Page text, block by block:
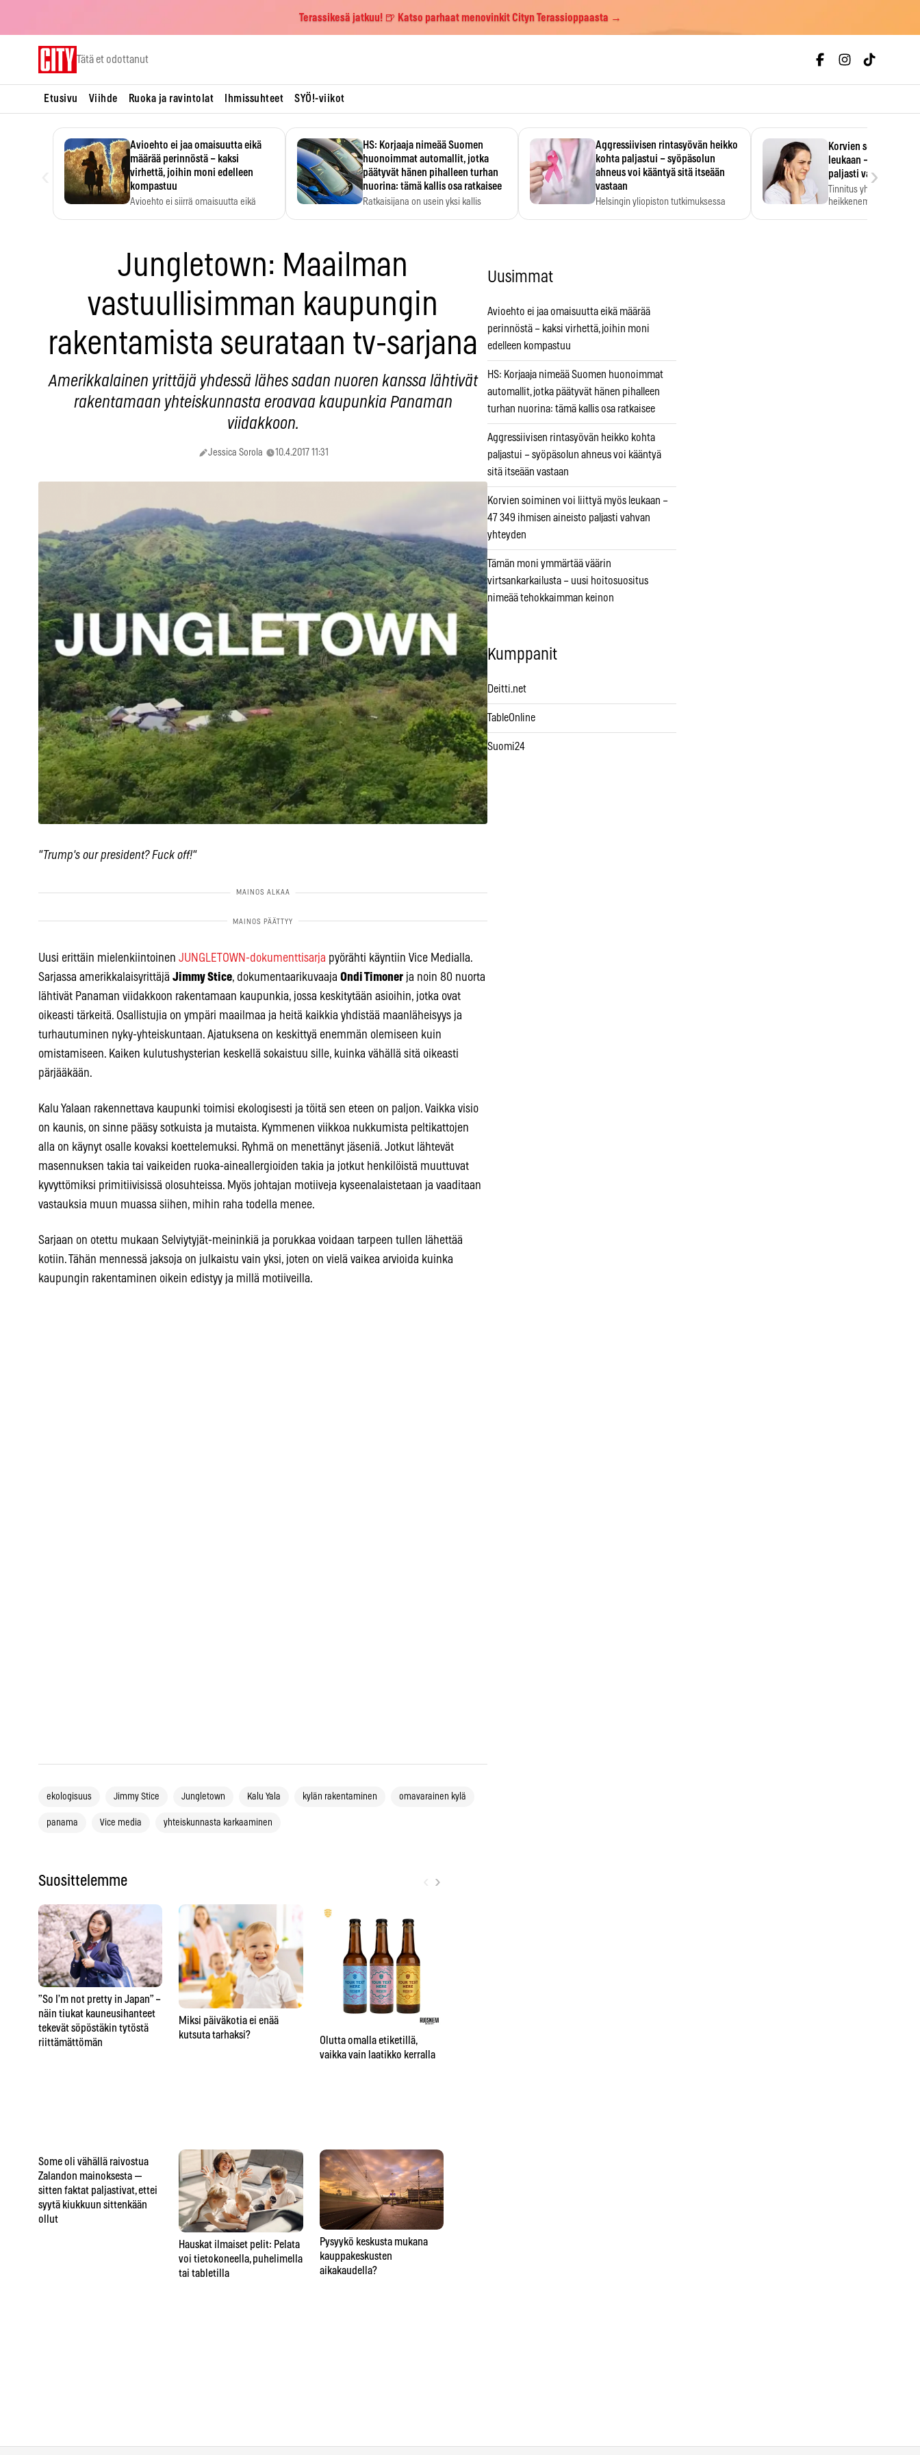
Terassikesä jatkuu! 🍺 Katso parhaat menovinkit Cityn Terassioppaasta →
Tätä et odottanut
Etusivu Viihde Ruoka ja ravintolat Ihmissuhteet SYÖ!-viikot
Avioehto ei jaa omaisuutta eikä
määrää perinnöstä – kaksi
virhettä, joihin moni edelleen
kompastuu
Avioehto ei siirrä omaisuutta eikä
HS: Korjaaja nimeää Suomen
huonoimmat automallit, jotka
päätyvät hänen pihalleen turhan
nuorina: tämä kallis osa ratkaisee
Ratkaisijana on usein yksi kallis
Aggressiivisen rintasyövän heikko
kohta paljastui – syöpäsolun
ahneus voi kääntyä sitä itseään
vastaan
Helsingin yliopiston tutkimuksessa
Korvien soiminen
leukaan – 47 349
paljasti vahvan
Tinnitus yhdistetään
heikkenemiseen.
›
Jungletown: Maailman
vastuullisimman kaupungin
rakentamista seurataan tv-sarjana
Amerikkalainen yrittäjä yhdessä lähes sadan nuoren kanssa lähtivät
rakentamaan yhteiskunnasta eroavaa kaupunkia Panaman
viidakkoon.
Jessica Sorola 10.4.2017 11:31
"Trump's our president? Fuck off!"
Uusi erittäin mielenkiintoinen JUNGLETOWN-dokumenttisarja pyörähti käyntiin Vice Medialla.
Sarjassa amerikkalaisyrittäjä Jimmy Stice, dokumentaarikuvaaja Ondi Timoner ja noin 80 nuorta
lähtivät Panaman viidakkoon rakentamaan kaupunkia, jossa keskitytään asioihin, jotka ovat
oikeasti tärkeitä. Osallistujia on ympäri maailmaa ja heitä kaikkia yhdistää maanläheisyys ja
turhautuminen nyky-yhteiskuntaan. Ajatuksena on keskittyä enemmän olemiseen kuin
omistamiseen. Kaiken kulutushysterian keskellä sokaistuu sille, kuinka vähällä sitä oikeasti
pärjääkään.
Kalu Yalaan rakennettava kaupunki toimisi ekologisesti ja töitä sen eteen on paljon. Vaikka visio
on kaunis, on sinne pääsy sotkuista ja mutaista. Kymmenen viikkoa nukkumista peltikattojen
alla on käynyt osalle kovaksi koettelemuksi. Ryhmä on menettänyt jäseniä. Jotkut lähtevät
masennuksen takia tai vaikeiden ruoka-aineallergioiden takia ja jotkut henkilöistä muuttuvat
kyvyttömiksi primitiivisissä olosuhteissa. Myös johtajan motiiveja kyseenalaistetaan ja vaaditaan
vastauksia muun muassa siihen, mihin raha todella menee.
Sarjaan on otettu mukaan Selviytyjät-meininkiä ja porukkaa voidaan tarpeen tullen lähettää
kotiin. Tähän mennessä jaksoja on julkaistu vain yksi, joten on vielä vaikea arvioida kuinka
kaupungin rakentaminen oikein edistyy ja millä motiiveilla.
ekologisuus Jimmy Stice Jungletown Kalu Yala kylän rakentaminen omavarainen kylä
panama Vice media yhteiskunnasta karkaaminen
Suosittelemme ›
”So I’m not pretty in Japan” –
näin tiukat kauneusihanteet
tekevät söpöstäkin tytöstä
riittämättömän
Some oli vähällä raivostua
Zalandon mainoksesta —
sitten faktat paljastivat, ettei
syytä kiukkuun sittenkään
ollut
Miksi päiväkotia ei enää
kutsuta tarhaksi?
Hauskat ilmaiset pelit: Pelata
voi tietokoneella, puhelimella
tai tabletilla
Olutta omalla etiketillä,
vaikka vain laatikko kerralla
Pysyykö keskusta mukana
kauppakeskusten
aikakaudella?
Uusimmat
Avioehto ei jaa omaisuutta eikä määrää
perinnöstä – kaksi virhettä, joihin moni
edelleen kompastuu
HS: Korjaaja nimeää Suomen huonoimmat
automallit, jotka päätyvät hänen pihalleen
turhan nuorina: tämä kallis osa ratkaisee
Aggressiivisen rintasyövän heikko kohta
paljastui – syöpäsolun ahneus voi kääntyä
sitä itseään vastaan
Korvien soiminen voi liittyä myös leukaan –
47 349 ihmisen aineisto paljasti vahvan
yhteyden
Tämän moni ymmärtää väärin
virtsankarkailusta – uusi hoitosuositus
nimeää tehokkaimman keinon
Kumppanit
Deitti.net
TableOnline
Suomi24